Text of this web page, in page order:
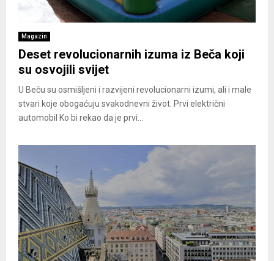
Magazin
Deset revolucionarnih izuma iz Beča koji
su osvojili svijet
U Beču su osmišljeni i razvijeni revolucionarni izumi, ali i male
stvari koje obogaćuju svakodnevni život. Prvi električni
automobil Ko bi rekao da je prvi...